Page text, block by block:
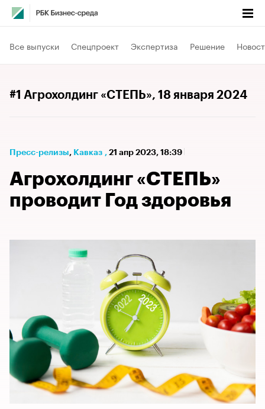
Все выпуски Спецпроект Экспертиза Решение
#1 Агрохолдинг «СТЕПЬ», 18 января 2024
Пресс-релизы⁠, Кавказ , 21 апр 2023, 18:39
Агрохолдинг «СТЕПЬ»
проводит Год здоровья